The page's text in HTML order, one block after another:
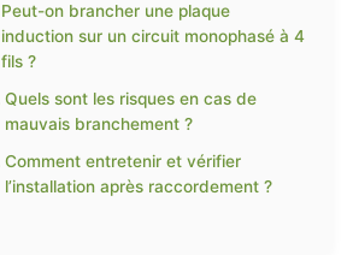
Peut-on brancher une plaque
induction sur un circuit monophasé à 4
fils ?
Quels sont les risques en cas de
mauvais branchement ?
Comment entretenir et vérifier
l’installation après raccordement ?